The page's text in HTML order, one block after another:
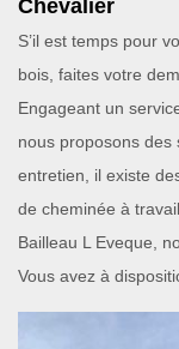
Chevalier
S’il est temps pour
bois, faites votre
Engageant un
nous proposons des
entretien, il existe
de cheminée à
Bailleau L Eveque,
Vous avez à